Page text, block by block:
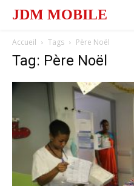
JDM MOBILE
Accueil Tags Père Noël
Tag: Père Noël